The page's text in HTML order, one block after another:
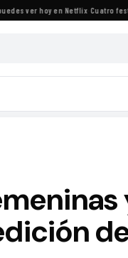
ver hoy en Netflix·Cuatro